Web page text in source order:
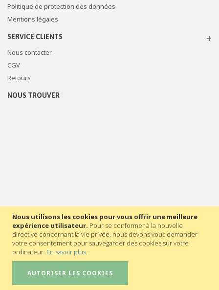
Nous utilisons les cookies pour vous offrir une meilleure
expérience utilisateur. Pour se conformer à la nouvelle
directive concernant la vie privée, nous devons vous demander
votre consentement pour sauvegarder des cookies sur votre
ordinateur. En savoir plus.
AUTORISER LES COOKIES
Politique de protection des données
Mentions légales
SERVICE CLIENTS
Nous contacter
CGV
Retours
NOUS TROUVER